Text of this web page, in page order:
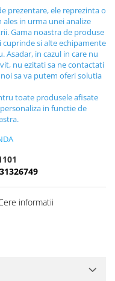
prezentare, ele reprezinta o
ales in urma unei analize
Gama noastra de produse
si alte echipamente
in cazul in care nu
nu ezitati sa ne contactati
sa va putem oferi solutia
toate produsele afisate
in functie de
informatii